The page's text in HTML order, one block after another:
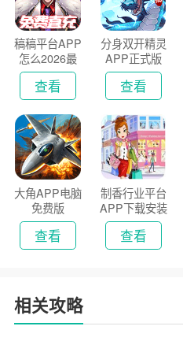
稿稿平台APP
怎么2026最
新版
查看
分身双开精灵
APP正式版
查看
大角APP电脑
免费版
查看
制香行业平台
APP下载安装
2026
查看
相关攻略